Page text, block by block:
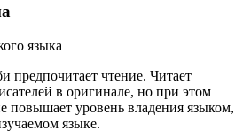
языка
предпочитает чтение. Читает
в оригинале, но при этом
повышает уровень владения языком,
языке.